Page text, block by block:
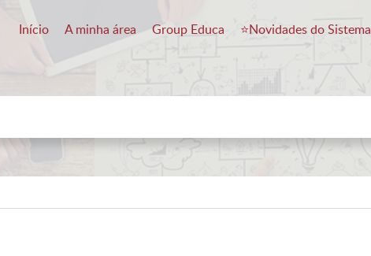
Início A minha área Group Educa ⭐️Novidades do Sistema